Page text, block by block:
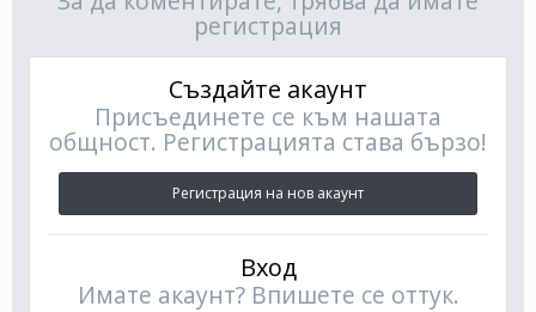
регистрация
Създайте акаунт
Присъединете се към нашата
общност. Регистрацията става бързо!
Регистрация на нов акаунт
Вход
Имате акаунт? Впишете се оттук.